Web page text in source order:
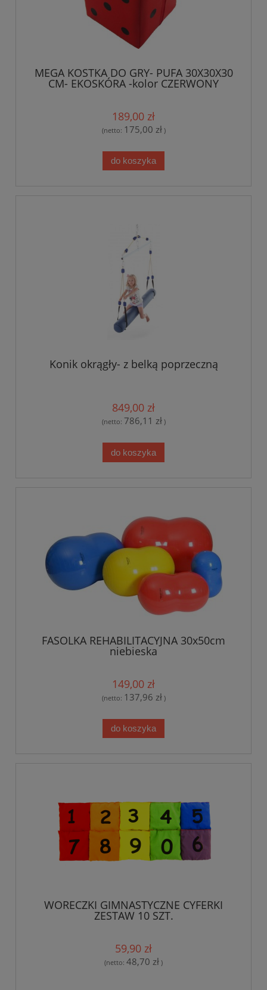
MEGA KOSTKA DO GRY- PUFA 30X30X30
CM- EKOSKÓRA -kolor CZERWONY
189,00 zł
(netto: 175,00 zł)
do koszyka
Konik okrągły- z belką poprzeczną
849,00 zł
(netto: 786,11 zł)
do koszyka
FASOLKA REHABILITACYJNA 30x50cm
niebieska
149,00 zł
(netto: 137,96 zł)
do koszyka
WORECZKI GIMNASTYCZNE CYFERKI
ZESTAW 10 SZT.
59,90 zł
(netto: 48,70 zł )